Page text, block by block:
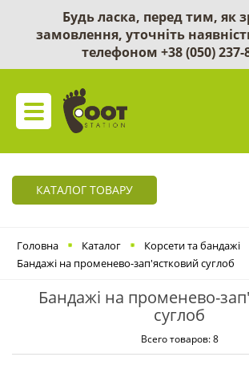
Будь ласка, перед тим, як
замовлення, уточніть
телефоном +38 (050) 237-
КАТАЛОГ ТОВАРУ
Головна Каталог
Корсети та бандажі
Бандажі на променево-зап'ястковий суглоб
Бандажі на променево-
суглоб
Всего товаров: 8